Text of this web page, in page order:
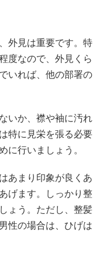
外見は重要です。特
度なので、外見くら
いれば、他の部署の
いか、襟や袖に汚れ
特に見栄を張る必要
に行いましょう。
あまり印象が良くあ
げます。しっかり整
ょう。ただし、整髪
性の場合は、ひげは